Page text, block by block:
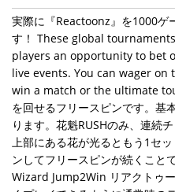
実際に『Reactoonz』を1000ゲ
す！ These global
players an opportunity to bet
live events. You can wager
win a match or the ultimate
を回せるフリースピンです。基
ります。花魁RUSHのみ、連続
上部にある花が光るともう1セ
ンしてフリースピンが続くこと
Wizard Jump2Win リアクトゥ